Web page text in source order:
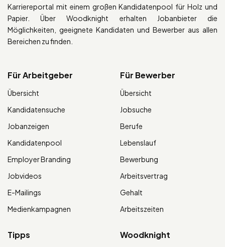
Karriereportal mit einem großen Kandidatenpool für Holz und
Papier. Über Woodknight erhalten Jobanbieter die
Möglichkeiten, geeignete Kandidaten und Bewerber aus allen
Bereichen zu finden.
Für Arbeitgeber
Übersicht
Kandidatensuche
Jobanzeigen
Kandidatenpool
Employer Branding
Jobvideos
E-Mailings
Medienkampagnen
Für Bewerber
Übersicht
Jobsuche
Berufe
Lebenslauf
Bewerbung
Arbeitsvertrag
Gehalt
Arbeitszeiten
Tipps Woodknight